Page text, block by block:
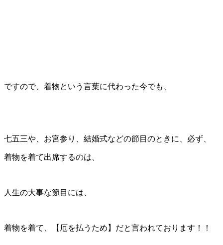
ですので、着物という言葉に代わった今でも、
七五三や、お宮参り、結婚式などの節目のときに、必ず、
着物を着て出席するのは、
人生の大事な節目には、
着物を着て、【厄を払うため】だと言われております！！